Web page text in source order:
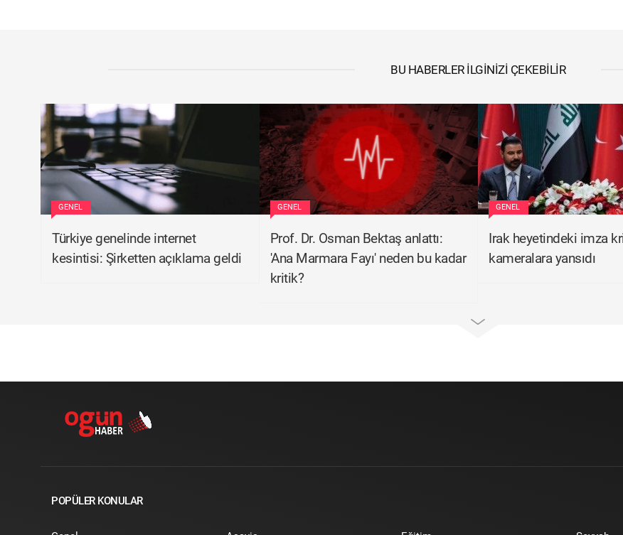
BU HABERLER İLGINIZI ÇEKEBILIR
GENEL
Türkiye genelinde internet
kesintisi: Şirketten açıklama geldi
GENEL
Prof. Dr. Osman Bektaş anlattı:
'Ana Marmara Fayı' neden bu kadar
kritik?
GENEL
Irak heyetindeki imza
kameralara yansıdı
POPÜLER KONULAR